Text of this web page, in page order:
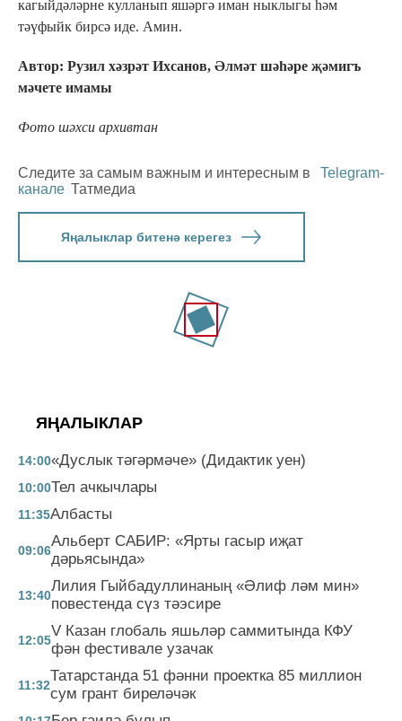
кагыйдәләрне кулланып яшәргә иман ныклыгы һәм
тәүфыйк бирсә иде. Амин.
Автор: Рузил хәзрәт Ихсанов, Әлмәт шәһәре җәмигъ
мәчете имамы
Фото шәхси архивтан
Следите за самым важным и интересным в
Telegram-
канале Татмедиа
Яңалыклар битенә керегез
ЯҢАЛЫКЛАР
14:00«Дуслык тәгәрмәче» (Дидактик уен)
10:00Тел ачкычлары
11:35Албасты
09:06
Альберт САБИР: «Ярты гасыр иҗат
дәрьясында»
13:40
Лилия Гыйбадуллинаның «Әлиф ләм мин»
повестенда сүз тәэсире
12:05
V Казан глобаль яшьләр саммитында КФУ
фән фестивале узачак
11:32
Татарстанда 51 фәнни проектка 85 миллион
сум грант биреләчәк